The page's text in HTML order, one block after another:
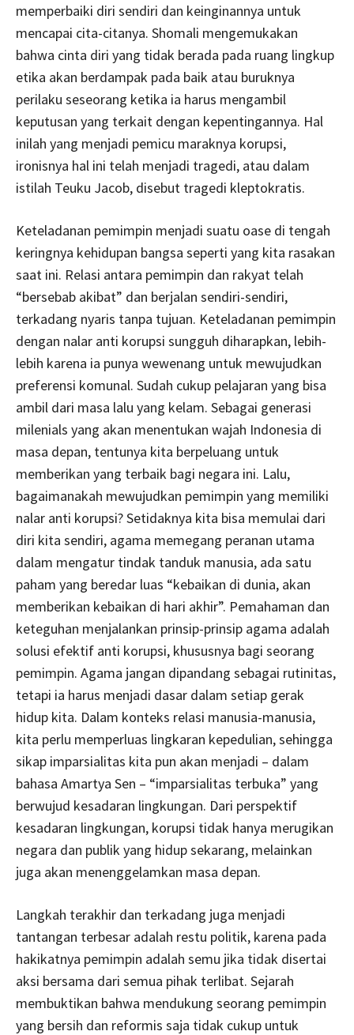
memperbaiki diri sendiri dan keinginannya untuk
mencapai cita-citanya. Shomali mengemukakan
bahwa cinta diri yang tidak berada pada ruang lingkup
etika akan berdampak pada baik atau buruknya
perilaku seseorang ketika ia harus mengambil
keputusan yang terkait dengan kepentingannya. Hal
inilah yang menjadi pemicu maraknya korupsi,
ironisnya hal ini telah menjadi tragedi, atau dalam
istilah Teuku Jacob, disebut tragedi kleptokratis.
Keteladanan pemimpin menjadi suatu oase di tengah
keringnya kehidupan bangsa seperti yang kita rasakan
saat ini. Relasi antara pemimpin dan rakyat telah
“bersebab akibat” dan berjalan sendiri-sendiri,
terkadang nyaris tanpa tujuan. Keteladanan pemimpin
dengan nalar anti korupsi sungguh diharapkan, lebih-
lebih karena ia punya wewenang untuk mewujudkan
preferensi komunal. Sudah cukup pelajaran yang bisa
ambil dari masa lalu yang kelam. Sebagai generasi
milenials yang akan menentukan wajah Indonesia di
masa depan, tentunya kita berpeluang untuk
memberikan yang terbaik bagi negara ini. Lalu,
bagaimanakah mewujudkan pemimpin yang memiliki
nalar anti korupsi? Setidaknya kita bisa memulai dari
diri kita sendiri, agama memegang peranan utama
dalam mengatur tindak tanduk manusia, ada satu
paham yang beredar luas “kebaikan di dunia, akan
memberikan kebaikan di hari akhir”. Pemahaman dan
keteguhan menjalankan prinsip-prinsip agama adalah
solusi efektif anti korupsi, khususnya bagi seorang
pemimpin. Agama jangan dipandang sebagai rutinitas,
tetapi ia harus menjadi dasar dalam setiap gerak
hidup kita. Dalam konteks relasi manusia-manusia,
kita perlu memperluas lingkaran kepedulian, sehingga
sikap imparsialitas kita pun akan menjadi – dalam
bahasa Amartya Sen – “imparsialitas terbuka” yang
berwujud kesadaran lingkungan. Dari perspektif
kesadaran lingkungan, korupsi tidak hanya merugikan
negara dan publik yang hidup sekarang, melainkan
juga akan menenggelamkan masa depan.
Langkah terakhir dan terkadang juga menjadi
tantangan terbesar adalah restu politik, karena pada
hakikatnya pemimpin adalah semu jika tidak disertai
aksi bersama dari semua pihak terlibat. Sejarah
membuktikan bahwa mendukung seorang pemimpin
yang bersih dan reformis saja tidak cukup untuk